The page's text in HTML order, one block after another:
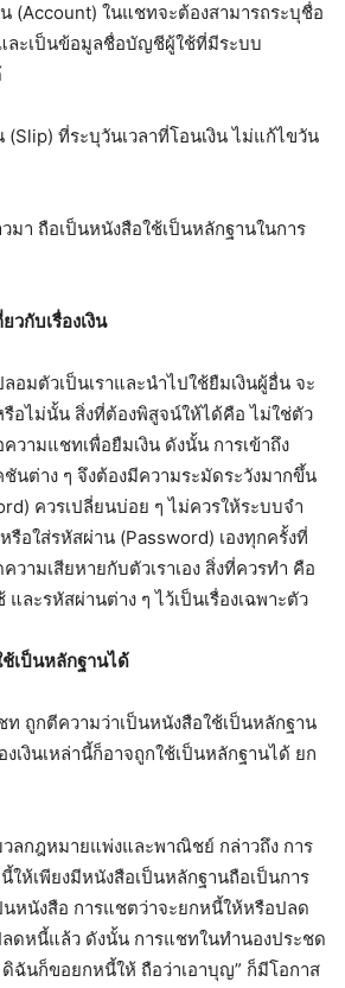
(Account) ในแชทจะต้องสามารถระบุชื่อ
ละเป็นข้อมูลชื่อบัญชีผู้ใช้ที่มีระบบ
(Slip) ที่ระบุวันเวลาที่โอนเงิน ไม่แก้ไขวัน
มา ถือเป็นหนังสือใช้เป็นหลักฐานในการ
วกับเรื่องเงิน
อมตัวเป็นเราและนำไปใช้ยืมเงินผู้อื่น จะ
รือไม่นั้น สิ่งที่ต้องพิสูจน์ให้ได้คือ ไม่ใช่ตัว
วามแชทเพื่อยืมเงิน ดังนั้น การเข้าถึง
นต่าง ๆ จึงต้องมีความระมัดระวังมากขึ้น
ควรเปลี่ยนบ่อย ๆ ไม่ควรให้ระบบจำ
รือใส่รหัสผ่าน (Password) เองทุกครั้งที่
วามเสียหายกับตัวเราเอง สิ่งที่ควรทำ คือ
ละรหัสผ่านต่าง ๆ ไว้เป็นเรื่องเฉพาะตัว
ช้เป็นหลักฐานได้
ท ถูกตีความว่าเป็นหนังสือใช้เป็นหลักฐาน
งเงินเหล่านี้ก็อาจถูกใช้เป็นหลักฐานได้ ยก
ลกฎหมายแพ่งและพาณิชย์ กล่าวถึง การ
ให้เพียงมีหนังสือเป็นหลักฐานถือเป็นการ
หนังสือ การแชตว่าจะยกหนี้ให้หรือปลด
ดหนี้แล้ว ดังนั้น การแชทในทำนองประชด
ฉันก็ขอยกหนี้ให้ ถือว่าเอาบุญ” ก็มีโอกาส